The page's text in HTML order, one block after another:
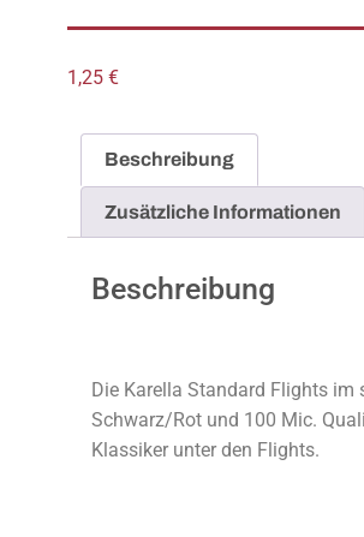
1,25 €
Beschreibung
Zusätzliche Informationen
Beschreibung
Die Karella Standard Flights im
Schwarz/Rot und 100 Mic.
Klassiker unter den Flights.